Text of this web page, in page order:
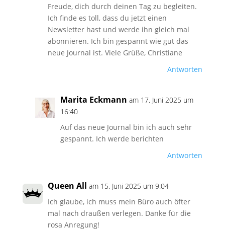
Freude, dich durch deinen Tag zu begleiten.
Ich finde es toll, dass du jetzt einen
Newsletter hast und werde ihn gleich mal
abonnieren. Ich bin gespannt wie gut das
neue Journal ist. Viele Grüße, Christiane
Antworten
Marita Eckmann am 17. Juni 2025 um
16:40
Auf das neue Journal bin ich auch sehr
gespannt. Ich werde berichten
Antworten
Queen All am 15. Juni 2025 um 9:04
Ich glaube, ich muss mein Büro auch öfter
mal nach draußen verlegen. Danke für die
rosa Anregung!